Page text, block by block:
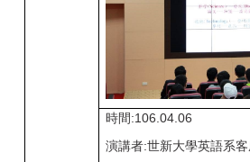
時間:106.04.06
演講者:世新大學英語系